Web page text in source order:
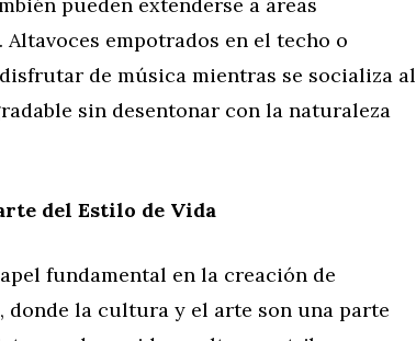
empotrados en el techo o
de música mientras se socializa al
sin desentonar con la naturaleza
del Estilo de Vida
fundamental en la creación de
donde la cultura y el arte son una parte